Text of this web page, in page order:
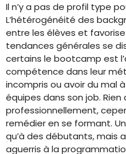
Il n’y a pas de profil type
L’hétérogénéité des
entre les élèves et
tendances générales se
certains le bootcamp est
compétence dans leur
incompris ou avoir du mal
équipes dans son job.
professionnellement,
remédier en se formant.
qu’à des débutants, mais
aguerris à la